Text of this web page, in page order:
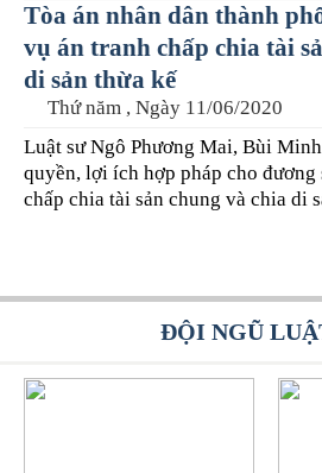
Tòa án nhân dân thành
vụ án tranh chấp chia tài
di sản thừa kế
Thứ năm , Ngày 11/06/2020
Luật sư Ngô Phương Mai, Bùi
quyền, lợi ích hợp pháp cho đương
chấp chia tài sản chung và chia di
ĐỘI NGŨ